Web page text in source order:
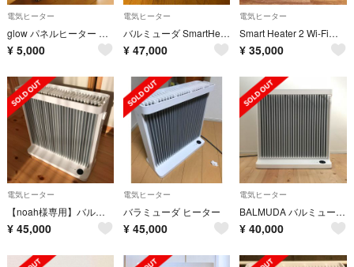
電気ヒーター
glow パネルヒーター ホワイト
¥ 5,000
電気ヒーター
バルミューダ SmartHeater ESH-1100UA-S
¥ 47,000
電気ヒーター
Smart Heater 2 Wi-Fiモデル 動作確認済み
¥ 35,000
電気ヒーター
【noah様専用】バルミューダ スマートヒーター2
¥ 45,000
電気ヒーター
バラミューダ ヒーター
¥ 45,000
電気ヒーター
BALMUDA バルミューダ Smart Heater 2 スマートヒーター2
¥ 40,000